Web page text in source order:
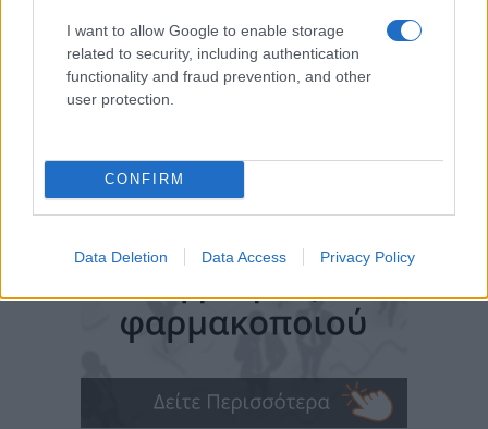
I want to allow Google to enable storage
related to security, including authentication
functionality and fraud prevention, and other
user protection.
CONFIRM
Data Deletion Data Access Privacy Policy